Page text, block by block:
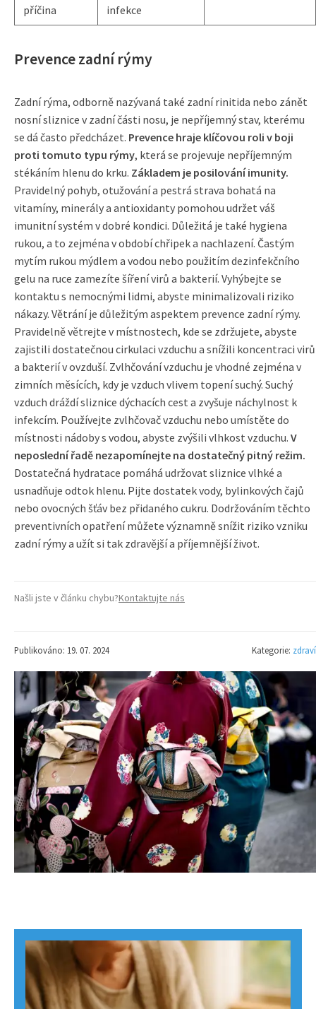
příčina
infekce
Prevence zadní rýmy
Zadní rýma, odborně nazývaná také zadní rinitida nebo zánět
nosní sliznice v zadní části nosu, je nepříjemný stav, kterému
se dá často předcházet. Prevence hraje klíčovou roli v boji
proti tomuto typu rýmy, která se projevuje nepříjemným
stékáním hlenu do krku. Základem je posilování imunity.
Pravidelný pohyb, otužování a pestrá strava bohatá na
vitamíny, minerály a antioxidanty pomohou udržet váš
imunitní systém v dobré kondici. Důležitá je také hygiena
rukou, a to zejména v období chřipek a nachlazení. Častým
mytím rukou mýdlem a vodou nebo použitím dezinfekčního
gelu na ruce zamezíte šíření virů a bakterií. Vyhýbejte se
kontaktu s nemocnými lidmi, abyste minimalizovali riziko
nákazy. Větrání je důležitým aspektem prevence zadní rýmy.
Pravidelně větrejte v místnostech, kde se zdržujete, abyste
zajistili dostatečnou cirkulaci vzduchu a snížili koncentraci virů
a bakterií v ovzduší. Zvlhčování vzduchu je vhodné zejména v
zimních měsících, kdy je vzduch vlivem topení suchý. Suchý
vzduch dráždí sliznice dýchacích cest a zvyšuje náchylnost k
infekcím. Používejte zvlhčovač vzduchu nebo umístěte do
místnosti nádoby s vodou, abyste zvýšili vlhkost vzduchu. V
neposlední řadě nezapomínejte na dostatečný pitný režim.
Dostatečná hydratace pomáhá udržovat sliznice vlhké a
usnadňuje odtok hlenu. Pijte dostatek vody, bylinkových čajů
nebo ovocných šťáv bez přidaného cukru. Dodržováním těchto
preventivních opatření můžete významně snížit riziko vzniku
zadní rýmy a užít si tak zdravější a příjemnější život.
Našli jste v článku chybu?Kontaktujte nás
Publikováno: 19. 07. 2024 Kategorie: zdraví